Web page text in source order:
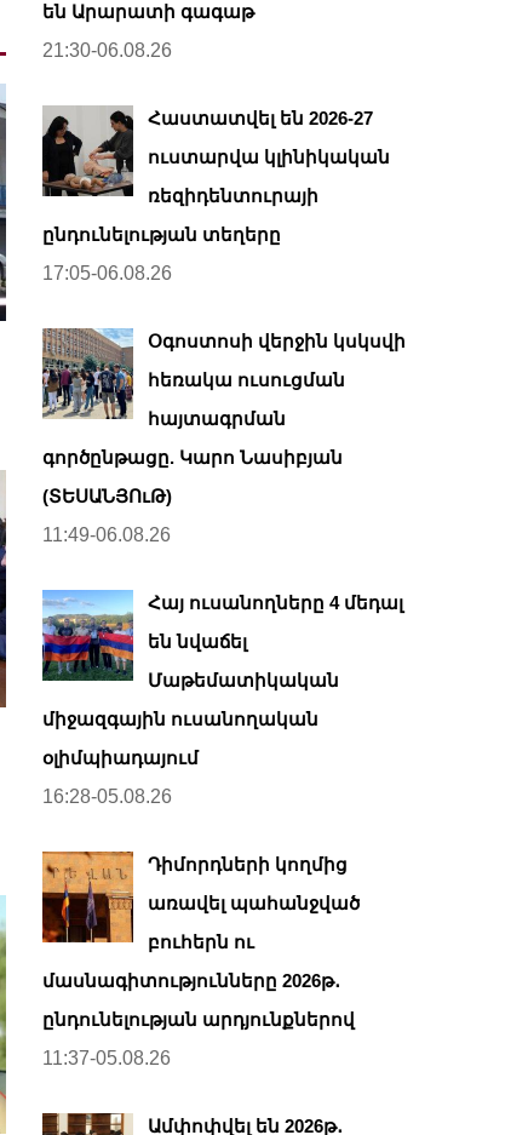
են Արարատի գագաթ
21:30-06.08.26
Հաստատվել են 2026-27
ուստարվա կլինիկական
ռեզիդենտուրայի
ընդունելության տեղերը
17:05-06.08.26
Օգոստոսի վերջին կսկսվի
հեռակա ուսուցման
հայտագրման
գործընթացը. Կարո Նասիբյան
(ՏԵՍԱՆՅՈւԹ)
11:49-06.08.26
Հայ ուսանողները 4 մեդալ
են նվաճել
Մաթեմատիկական
միջազգային ուսանողական
օլիմպիադայում
16:28-05.08.26
Դիմորդների կողմից
առավել պահանջված
բուհերն ու
մասնագիտությունները 2026թ․
ընդունելության արդյունքներով
11:37-05.08.26
Ամփոփվել են 2026թ․